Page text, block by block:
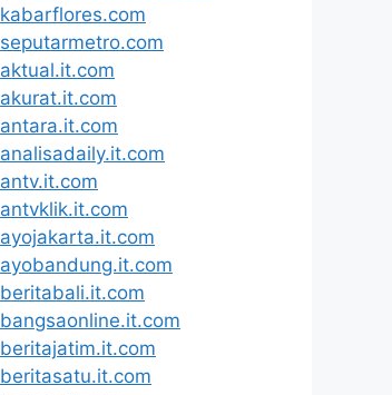
kabarflores.com
seputarmetro.com
aktual.it.com
akurat.it.com
antara.it.com
analisadaily.it.com
antv.it.com
antvklik.it.com
ayojakarta.it.com
ayobandung.it.com
beritabali.it.com
bangsaonline.it.com
beritajatim.it.com
beritasatu.it.com